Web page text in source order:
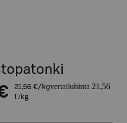
21,56 €/kgvertailuhinta 21,56
€/kg